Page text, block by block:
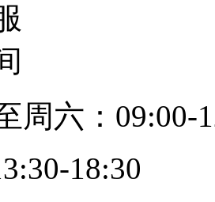
周六：09:00-
18:30